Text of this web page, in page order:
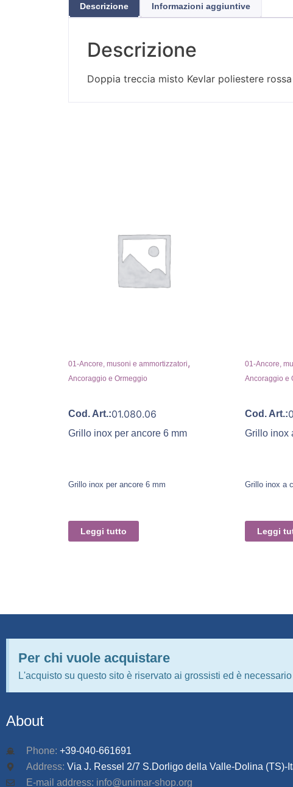
Descrizione Informazioni aggiuntive
Descrizione
Doppia treccia misto Kevlar poliestere rossa
01-Ancore, musoni e ammortizzatori,
Ancoraggio e Ormeggio
Cod. Art.:01.080.06
Grillo inox per ancore 6 mm
Grillo inox per ancore 6 mm
Leggi tutto
01-Ancore,
Ancoraggio e
Cod. Art.:
Grillo inox
Grillo inox a
Leggi
Per chi vuole acquistare
L'acquisto su questo sito è riservato ai grossisti ed è
About
Phone: +39-040-661691
Address: Via J. Ressel 2/7 S.Dorligo della Valle-Dolina (TS)-
E-mail address: info@unimar-shop.org